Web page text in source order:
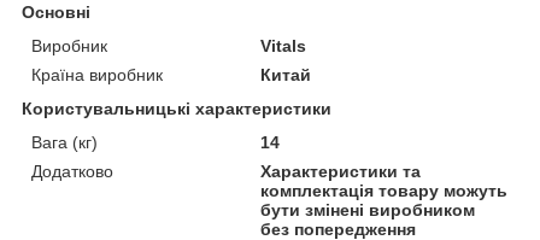
Основні
Виробник
Vitals
Країна виробник
Китай
Користувальницькі характеристики
Вага (кг)
14
Додатково
Характеристики та
комплектація товару можуть
бути змінені виробником
без попередження